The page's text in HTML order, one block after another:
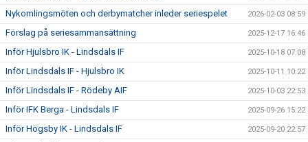
Nykomlingsmöten och derbymatcher inleder seriespelet 2026-02-03 08:59
Förslag på seriesammansättning 2025-12-17 16:46
Inför Hjulsbro IK - Lindsdals IF 2025-10-18 07:08
Inför Lindsdals IF - Hjulsbro IK 2025-10-11 10:22
Inför Lindsdals IF - Rödeby AIF 2025-10-03 22:53
Inför IFK Berga - Lindsdals IF 2025-09-26 15:22
Inför Högsby IK - Lindsdals IF 2025-09-20 22:57